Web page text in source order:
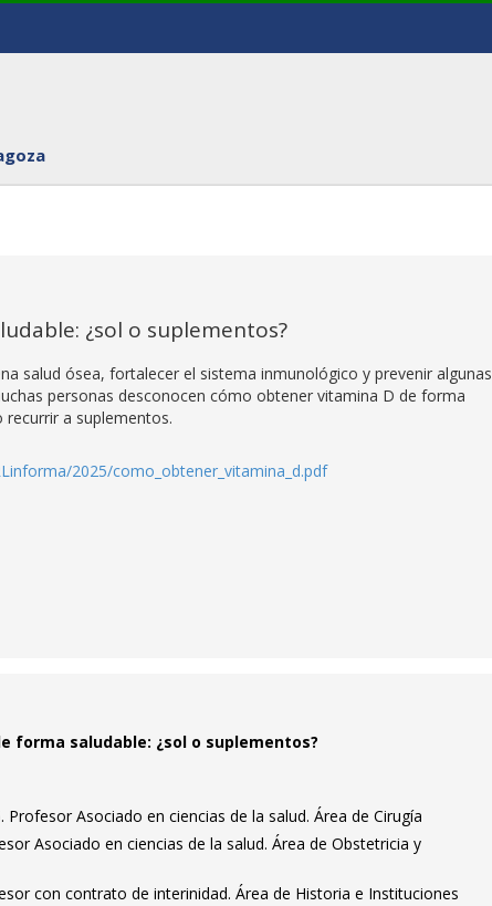
¿sol o suplementos?
salud ósea, fortalecer el sistema inmunológico y prevenir algunas
personas desconocen cómo obtener vitamina D de forma
recurrir a suplementos.
2025/como_obtener_vitamina_d.pdf
forma saludable: ¿sol o suplementos?
Asociado en ciencias de la salud. Área de Cirugía
Asociado en ciencias de la salud. Área de Obstetricia y
con contrato de interinidad. Área de Historia e Instituciones